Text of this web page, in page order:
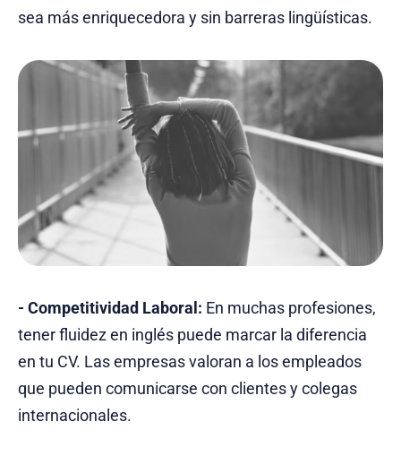
sea más enriquecedora y sin barreras lingüísticas.
- Competitividad Laboral: En muchas profesiones,
tener fluidez en inglés puede marcar la diferencia
en tu CV. Las empresas valoran a los empleados
que pueden comunicarse con clientes y colegas
internacionales.